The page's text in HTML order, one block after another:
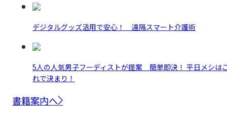
デジタルグッズ活用で安心！ 遠隔スマート介護術
5人の人気男子フーディストが提案 簡単即決！ 平日メシは
れで決まり！
書籍案内へ